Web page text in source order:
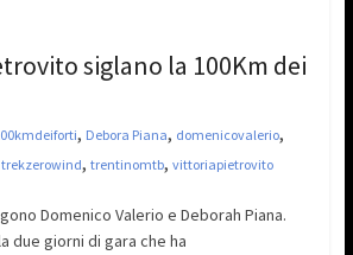
siglano la 100Km dei
, Debora Piana, domenicovalerio,
trekzerowind, trentinomtb, vittoriapietrovito
Domenico Valerio e Deborah Piana.
due giorni di gara che ha